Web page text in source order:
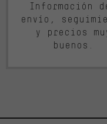
Información
envío,
y precios
buenos.